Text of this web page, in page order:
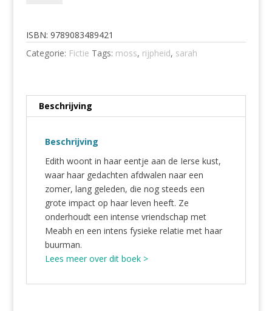
aantal
ISBN: 9789083489421
Categorie: Fictie Tags: moss, rijpheid, sarah
Beschrijving
Beschrijving
Edith woont in haar eentje aan de Ierse kust,
waar haar gedachten afdwalen naar een
zomer, lang geleden, die nog steeds een
grote impact op haar leven heeft. Ze
onderhoudt een intense vriendschap met
Meabh en een intens fysieke relatie met haar
buurman.
Lees meer over dit boek >